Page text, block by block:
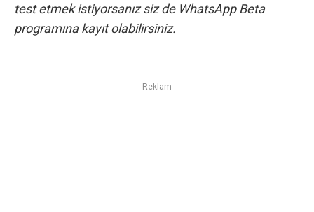
test etmek istiyorsanız siz de WhatsApp Beta
programına kayıt olabilirsiniz.
Reklam